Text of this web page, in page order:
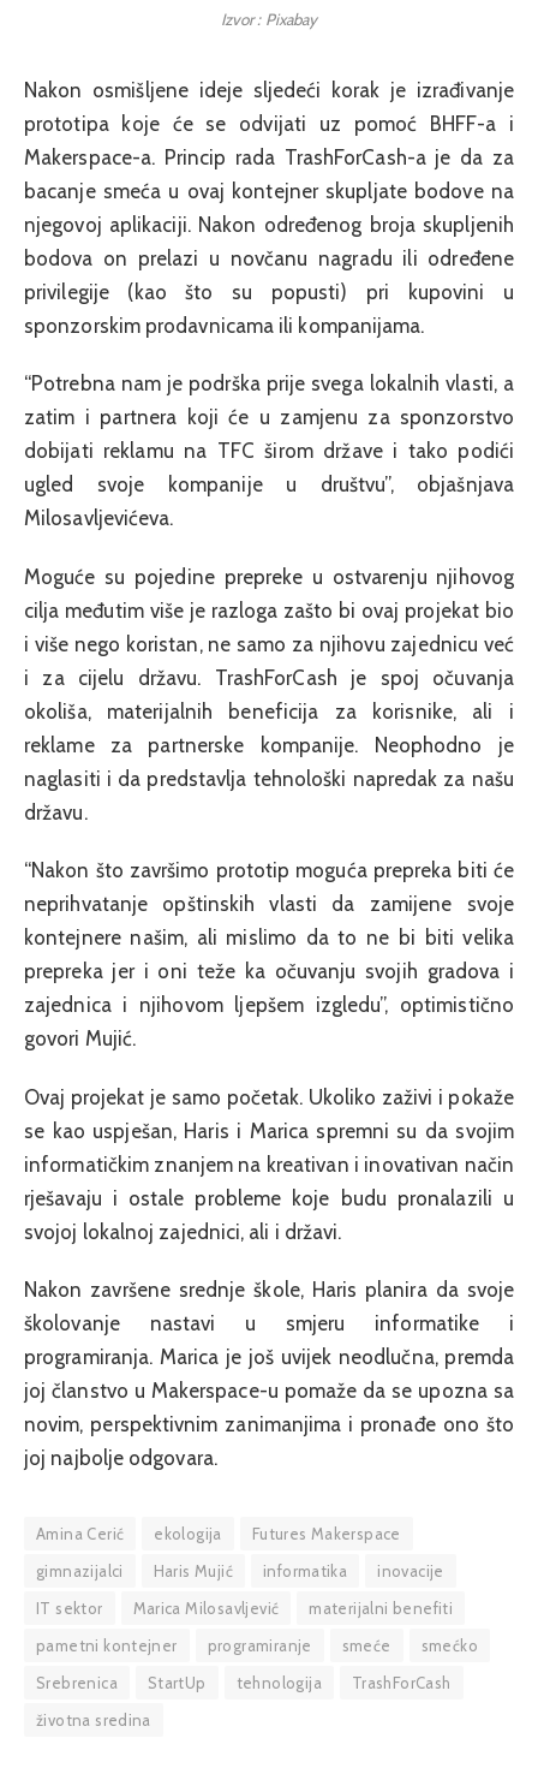
Izvor : Pixabay
Nakon osmišljene ideje sljedeći korak je izrađivanje
prototipa koje će se odvijati uz pomoć BHFF-a i
Makerspace-a. Princip rada TrashForCash-a je da za
bacanje smeća u ovaj kontejner skupljate bodove na
njegovoj aplikaciji. Nakon određenog broja skupljenih
bodova on prelazi u novčanu nagradu ili određene
privilegije (kao što su popusti) pri kupovini u
sponzorskim prodavnicama ili kompanijama.
“Potrebna nam je podrška prije svega lokalnih vlasti, a
zatim i partnera koji će u zamjenu za sponzorstvo
dobijati reklamu na TFC širom države i tako podići
ugled svoje kompanije u društvu”, objašnjava
Milosavljevićeva.
Moguće su pojedine prepreke u ostvarenju njihovog
cilja međutim više je razloga zašto bi ovaj projekat bio
i više nego koristan, ne samo za njihovu zajednicu već
i za cijelu državu. TrashForCash je spoj očuvanja
okoliša, materijalnih beneficija za korisnike, ali i
reklame za partnerske kompanije. Neophodno je
naglasiti i da predstavlja tehnološki napredak za našu
državu.
“Nakon što završimo prototip moguća prepreka biti će
neprihvatanje opštinskih vlasti da zamijene svoje
kontejnere našim, ali mislimo da to ne bi biti velika
prepreka jer i oni teže ka očuvanju svojih gradova i
zajednica i njihovom ljepšem izgledu”, optimistično
govori Mujić.
Ovaj projekat je samo početak. Ukoliko zaživi i pokaže
se kao uspješan, Haris i Marica spremni su da svojim
informatičkim znanjem na kreativan i inovativan način
rješavaju i ostale probleme koje budu pronalazili u
svojoj lokalnoj zajednici, ali i državi.
Nakon završene srednje škole, Haris planira da svoje
školovanje nastavi u smjeru informatike i
programiranja. Marica je još uvijek neodlučna, premda
joj članstvo u Makerspace-u pomaže da se upozna sa
novim, perspektivnim zanimanjima i pronađe ono što
joj najbolje odgovara.
Amina Cerić ekologija
Futures Makerspace
gimnazijalci
Haris Mujić informatika
inovacije
IT sektor
Marica Milosavljević
materijalni benefiti
pametni kontejner
programiranje smeće
smećko
Srebrenica
StartUp tehnologija
TrashForCash
životna sredina